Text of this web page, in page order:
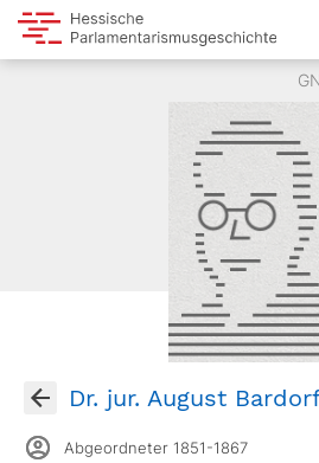
Dr. jur. August
Abgeordneter 1851-1867